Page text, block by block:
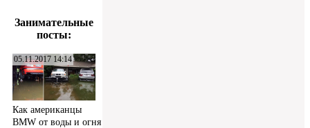
Занимательные
посты:
05.11.2017 14:14
Как американцы
BMW от воды и огня